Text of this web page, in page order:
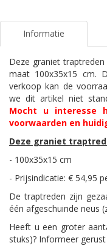
Informatie
Deze graniet
maat 100x35x15 cm.
verkoop kan de
we dit artikel niet
Mocht u interesse
voorwaarden en
Deze graniet
- 100x35x15 cm
- Prijsindicatie: € 54,95
De traptreden zijn
één afgeschuinde neus
Heeft u een groter
stuks)? Informeer